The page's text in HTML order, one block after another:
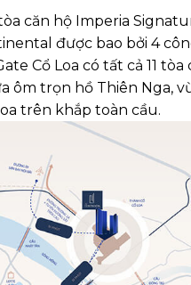
căn hộ Imperia
được bao bởi 4
Cổ Loa có tất cả 11
ôm trọn hồ Thiên Nga,
trên khắp toàn cầu.